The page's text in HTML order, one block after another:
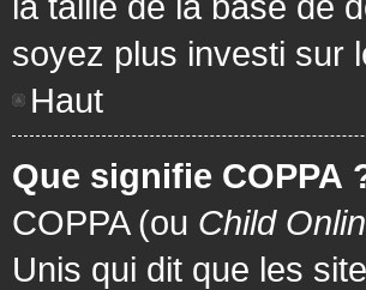
soyez plus investi sur
Haut
Que signifie COPPA
COPPA (ou Child
Unis qui dit que les